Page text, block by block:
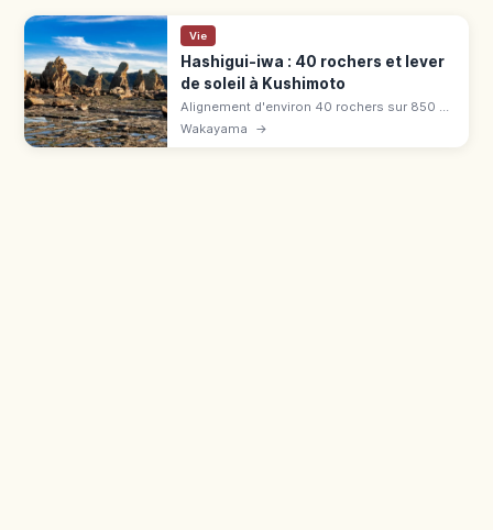
Vie
Hashigui-iwa : 40 rochers et lever
de soleil à Kushimoto
Alignement d'environ 40 rochers sur 850 m
à Kushimoto (Wakayama), né d'une activité
magmatique il y a 15 millions d'années.
Wakayama →